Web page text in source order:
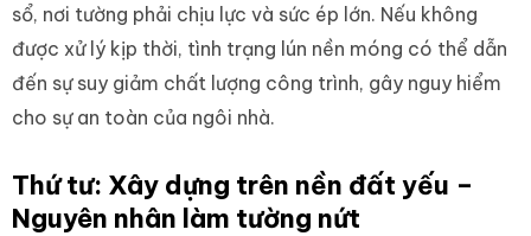
sổ, nơi tường phải chịu lực và sức ép lớn. Nếu không
được xử lý kịp thời, tình trạng lún nền móng có thể dẫn
đến sự suy giảm chất lượng công trình, gây nguy hiểm
cho sự an toàn của ngôi nhà.
Thứ tư: Xây dựng trên nền đất yếu –
Nguyên nhân làm tường nứt